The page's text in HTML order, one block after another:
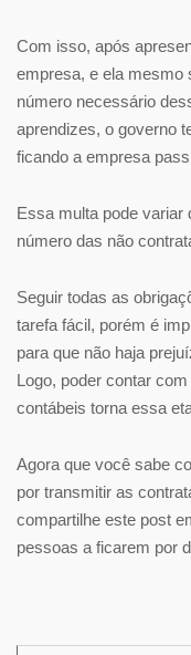
Com isso, após
empresa, e ela mesmo
número necessário
aprendizes, o governo
ficando a empresa
Essa multa pode variar
número das não
Seguir todas as
tarefa fácil, porém é
para que não haja
Logo, poder contar
contábeis torna essa
Agora que você sabe
por transmitir as
compartilhe este post
pessoas a ficarem por